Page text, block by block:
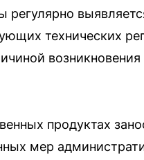
регулярно
технических
продуктах
мер